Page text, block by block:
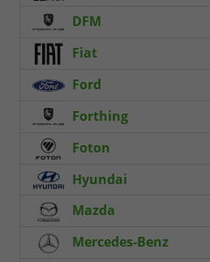
DFM
Fiat
Ford
Forthing
Foton
Hyundai
Mazda
Mercedes-Benz